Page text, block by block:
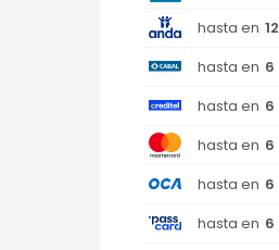
hasta en 12
hasta en 6
hasta en 6
hasta en 6
hasta en 6
hasta en 6